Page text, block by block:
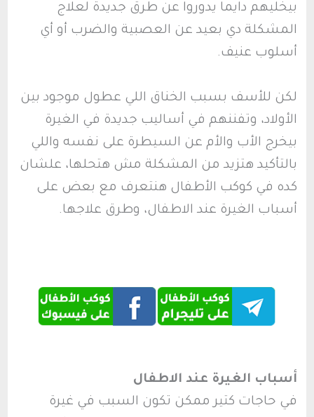
بيخليهم دايما يدوروا عن طرق جديدة لعلاج
المشكلة دي بعيد عن العصبية والضرب أو أي
أسلوب عنيف.
لكن للأسف بسبب الخناق اللي عطول موجود بين
الأولاد، وتفننهم في أساليب جديدة في الغيرة
بيخرج الأب والأم عن السيطرة على نفسه واللي
بالتأكيد هتزيد من المشكلة مش هتحلها، علشان
كده في كوكب الأطفال هنتعرف مع بعض على
أسباب الغيرة عند الاطفال، وطرق علاجها.
أسباب الغيرة عند الاطفال
في حاجات كتير ممكن تكون السبب في غيرة